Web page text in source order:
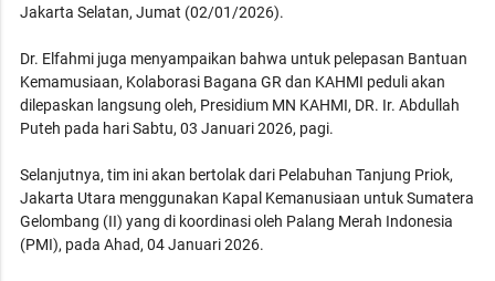
Jakarta Selatan, Jumat (02/01/2026).
Dr. Elfahmi juga menyampaikan bahwa untuk pelepasan Bantuan
Kemamusiaan, Kolaborasi Bagana GR dan KAHMI peduli akan
dilepaskan langsung oleh, Presidium MN KAHMI, DR. Ir. Abdullah
Puteh pada hari Sabtu, 03 Januari 2026, pagi.
Selanjutnya, tim ini akan bertolak dari Pelabuhan Tanjung Priok,
Jakarta Utara menggunakan Kapal Kemanusiaan untuk Sumatera
Gelombang (II) yang di koordinasi oleh Palang Merah Indonesia
(PMI), pada Ahad, 04 Januari 2026.